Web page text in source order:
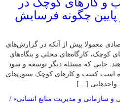
پایین چگونه فرسایش
معمولا پیش از آنکه در گزارش‌های
کوچک، کارگاه‌های محلی و بنگاه‌های
جایی که مسئله دیگر توسعه و سود
ماه است.کسب‌ و کارهای کوچک ستون‌های
واحدهایی […]